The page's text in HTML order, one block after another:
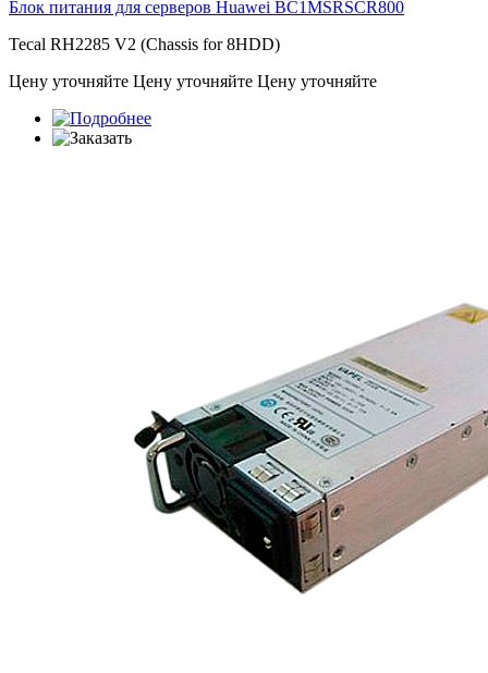
Блок питания для серверов Huawei BC1MSRSCR800
Tecal RH2285 V2 (Chassis for 8HDD)
Цену уточняйте Цену уточняйте Цену уточняйте